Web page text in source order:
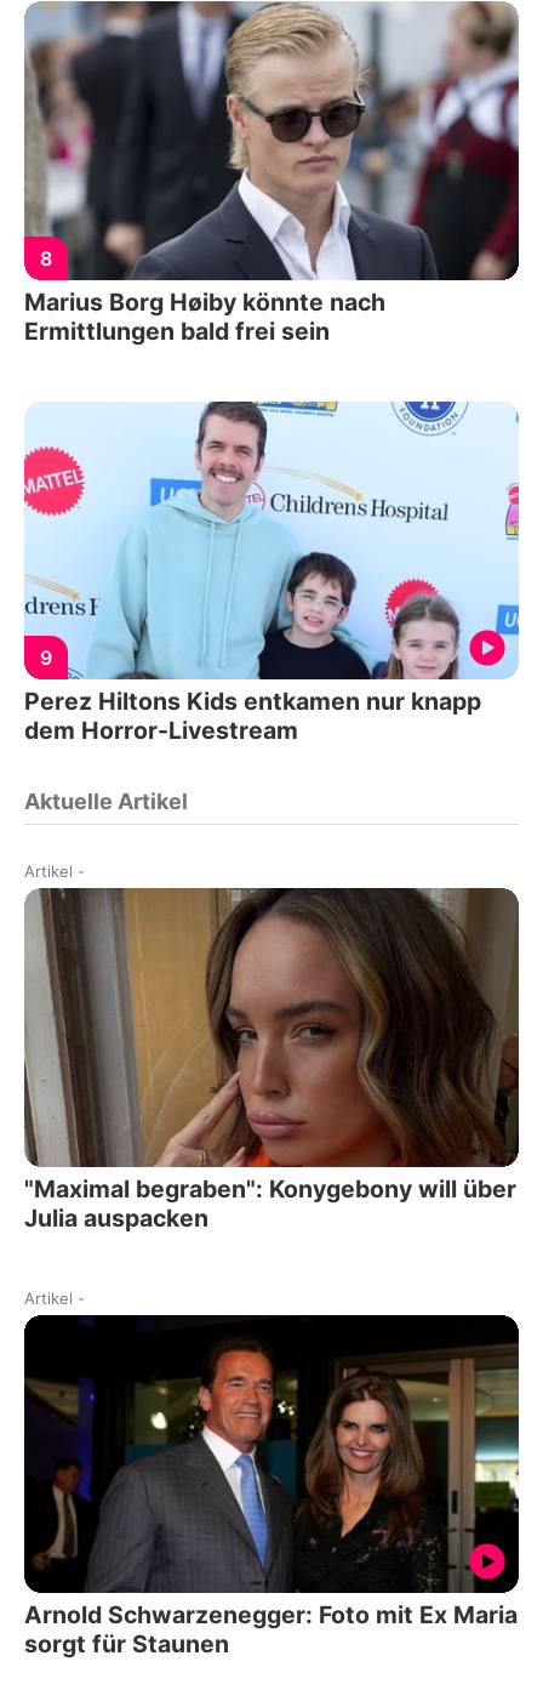
8
Marius Borg Høiby könnte nach
Ermittlungen bald frei sein
9
Perez Hiltons Kids entkamen nur knapp
dem Horror-Livestream
Aktuelle Artikel
Artikel -
"Maximal begraben": Konygebony will über
Julia auspacken
Artikel -
Arnold Schwarzenegger: Foto mit Ex Maria
sorgt für Staunen